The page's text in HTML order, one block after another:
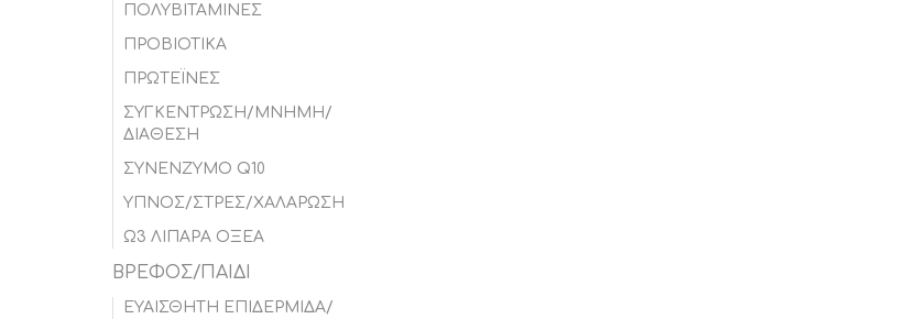
ΠΟΛΥΒΙΤΑΜΙΝΕΣ
ΠΡΟΒΙΟΤΙΚΑ
ΠΡΩΤΕΪΝΕΣ
ΣΥΓΚΕΝΤΡΩΣΗ/ΜΝΗΜΗ/
ΔΙΑΘΕΣΗ
ΣΥΝΕΝΖΥΜΟ Q10
ΥΠΝΟΣ/ΣΤΡΕΣ/ΧΑΛΑΡΩΣΗ
Ω3 ΛΙΠΑΡΑ ΟΞΕΑ
ΒΡΕΦΟΣ/ΠΑΙΔΙ
ΕΥΑΙΣΘΗΤΗ ΕΠΙΔΕΡΜΙΔΑ/